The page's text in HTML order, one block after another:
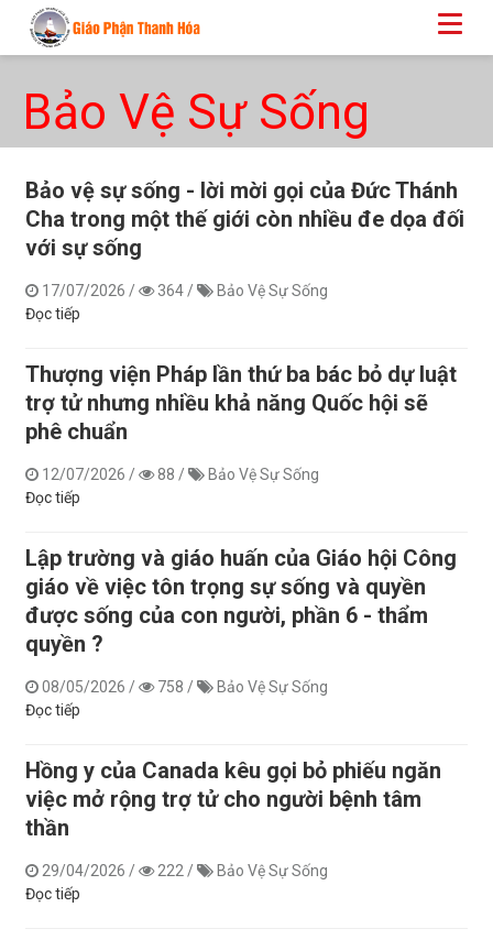
Bảo Vệ Sự Sống
Bảo vệ sự sống - lời mời gọi của Đức Thánh
Cha trong một thế giới còn nhiều đe dọa đối
với sự sống
17/07/2026 / 364 /
Bảo Vệ Sự Sống
Đọc tiếp
​​​​​​​Thượng viện Pháp lần thứ ba bác bỏ dự luật
trợ tử nhưng nhiều khả năng Quốc hội sẽ
phê chuẩn
12/07/2026 / 88 /
Bảo Vệ Sự Sống
Đọc tiếp
Lập trường và giáo huấn của Giáo hội Công
giáo về việc tôn trọng sự sống và quyền
được sống của con người, phần 6 - thẩm
quyền ?
08/05/2026 / 758 /
Bảo Vệ Sự Sống
Đọc tiếp
Hồng y của Canada kêu gọi bỏ phiếu ngăn
việc mở rộng trợ tử cho người bệnh tâm
thần
29/04/2026 / 222 /
Bảo Vệ Sự Sống
Đọc tiếp